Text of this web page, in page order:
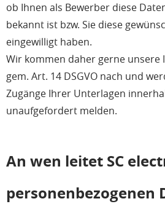
ob Ihnen als Bewerber diese
bekannt ist bzw. Sie diese
eingewilligt haben.
Wir kommen daher gerne
gem. Art. 14 DSGVO nach und
Zugänge Ihrer Unterlagen
unaufgefordert melden.
An wen leitet SC
personenbezogenen